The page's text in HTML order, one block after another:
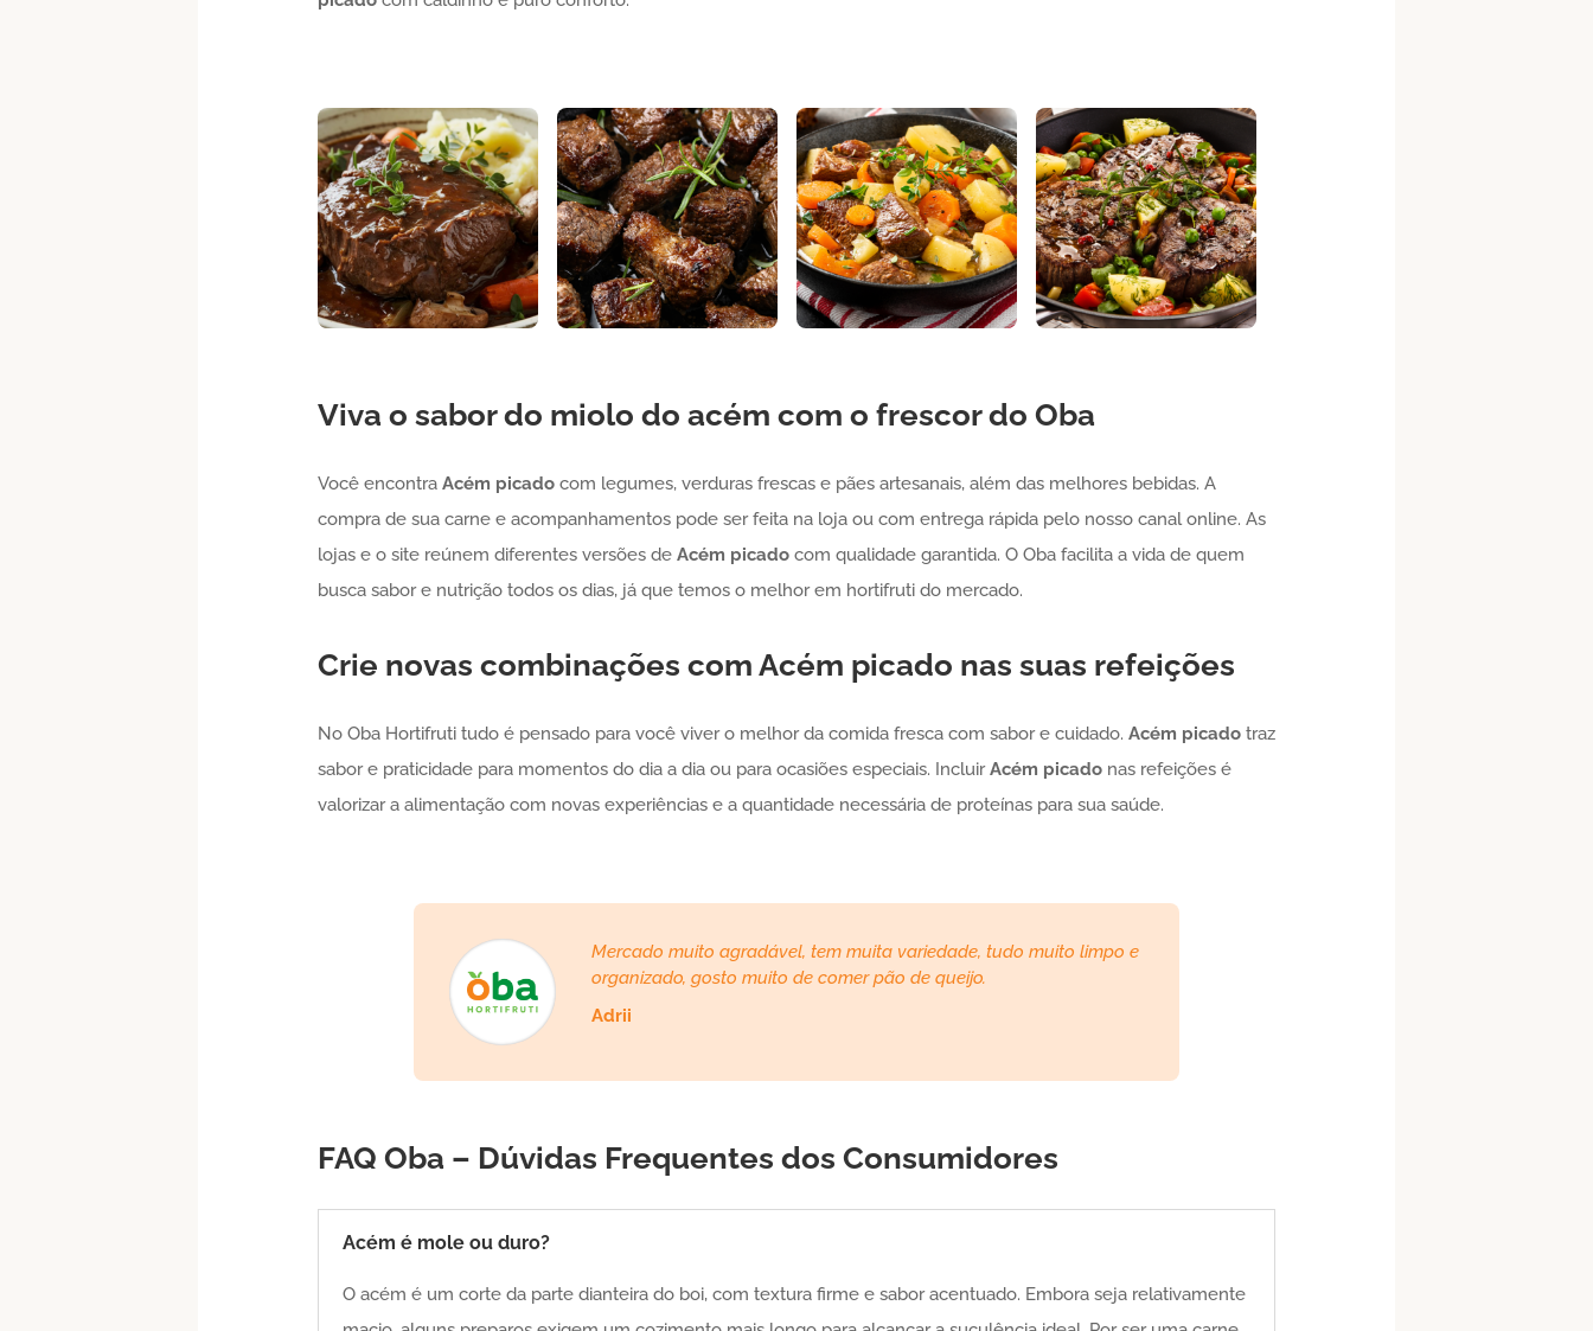
Viva o sabor do miolo do acém com o frescor do Oba
Você encontra Acém picadocom legumes, verduras frescas e pães artesanais, além das melhores bebidas. A
compra de sua carne e acompanhamentos pode ser feita na loja ou com entrega rápida pelo nosso canal online. As
lojas e o site reúnem diferentes versões de Acém picadocom qualidade garantida. O Oba facilita a vida de quem
busca sabor e nutrição todos os dias, já que temos o melhor em hortifruti do mercado.
Crie novas combinações com Acém picado nas suas refeições
No Oba Hortifruti tudo é pensado para você viver o melhor da comida fresca com sabor e cuidado. Acém picadotraz
sabor e praticidade para momentos do dia a dia ou para ocasiões especiais. IncluirAcém picadonas refeições é
valorizar a alimentação com novas experiências e a quantidade necessária de proteínas para sua saúde.
Mercado muito agradável, tem muita variedade, tudo muito limpo e
organizado, gosto muito de comer pão de queijo.
Adrii
FAQ Oba – Dúvidas Frequentes dos Consumidores
Acém é mole ou duro?
O acém é um corte da parte dianteira do boi, com textura firme e sabor acentuado. Embora seja relativamente